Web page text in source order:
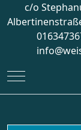
c/o
Mobile Menu